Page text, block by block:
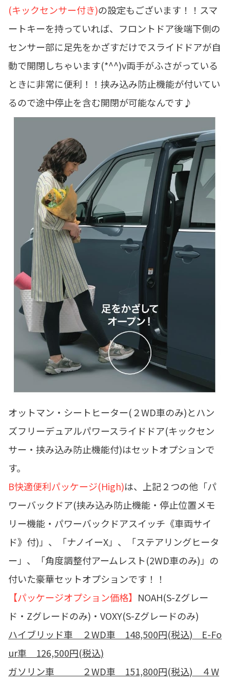
(キックセンサー付き)の設定もございます！！スマ
ートキーを持っていれば、フロントドア後端下側の
センサー部に足先をかざすだけでスライドドアが自
動で開閉しちゃいます(*^^)v両手がふさがっている
ときに非常に便利！！挟み込み防止機能が付いてい
るので途中停止を含む開閉が可能なんです♪
オットマン・シートヒーター(２WD車のみ)とハン
ズフリーデュアルパワースライドドア(キックセン
サー・挟み込み防止機能付)はセットオプションで
す。
B快適便利パッケージ(High)は、上記２つの他「パ
ワーバックドア(挟み込み防止機能・停止位置メモ
リー機能・パワーバックドアスイッチ《車両サイ
ド》付)」、「ナノイーX」、「ステアリングヒータ
ー」、「角度調整付アームレスト(2WD車のみ)」の
付いた豪華セットオプションです！！
【パッケージオプション価格】 NOAH(S-Zグレー
ド・Zグレードのみ)・VOXY(S-Zグレードのみ)
ハイブリッド車 ２WD車 148,500円(税込) E-Fo
ur車 126,500円(税込)
ガソリン車 ２WD車 151,800円(税込) ４W